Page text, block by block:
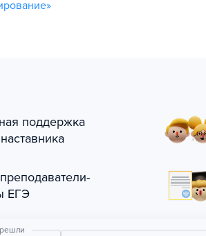
поддержка
ЕГЭ